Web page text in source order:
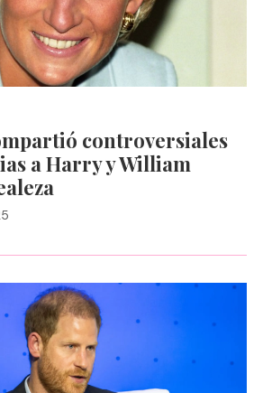
controversiales
a Harry y William